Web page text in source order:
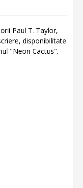
Paul T. Taylor,
disponibilitate
"Neon Cactus".